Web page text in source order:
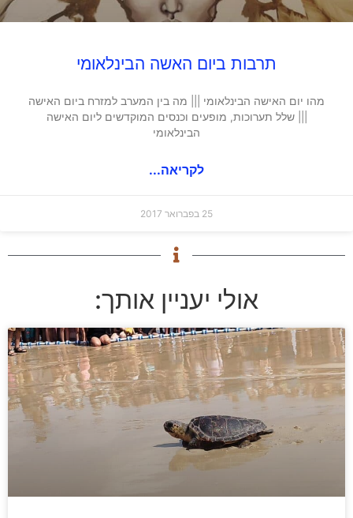
תרבות ביום האשה הבינלאומי
מהו יום האישה הבינלאומי ||| מה בין המערב למזרח ביום האישה
||| שלל תערוכות, מופעים וכנסים המוקדשים ליום האישה
הבינלאומי
לקריאה...
25 בפברואר 2017
אולי יעניין אותך: